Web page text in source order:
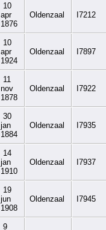
10
apr
1876
Oldenzaal I7212
10
apr
1924
Oldenzaal I7897
11
nov
1878
Oldenzaal I7922
30
jan
1884
Oldenzaal I7935
14
jan
1910
Oldenzaal I7937
19
jun
1908
Oldenzaal I7945
9